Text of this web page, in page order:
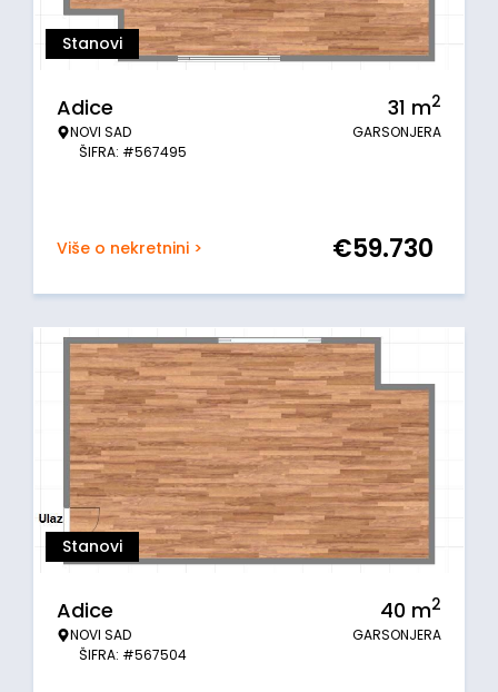
Stanovi
Adice
NOVI SAD
ŠIFRA: #567495
31 m2
GARSONJERA
Više o nekretnini > €59.730
Stanovi
Adice
NOVI SAD
ŠIFRA: #567504
40 m2
GARSONJERA